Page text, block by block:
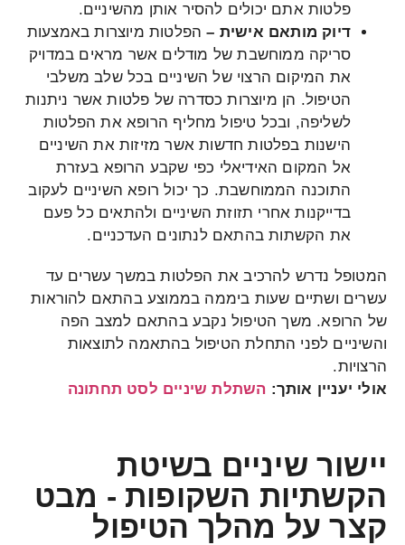
פלטות אתם יכולים להסיר אותן מהשיניים.
דיוק מותאם אישית –הפלטות מיוצרות באמצעות
סריקה ממוחשבת של מודלים אשר מראים במדויק
את המיקום הרצוי של השיניים בכל שלב משלבי
הטיפול. הן מיוצרות כסדרה של פלטות אשר ניתנות
לשליפה, ובכל טיפול מחליף הרופא את הפלטות
הישנות בפלטות חדשות אשר מזיזות את השיניים
אל המקום האידיאלי כפי שקבע הרופא בעזרת
התוכנה הממוחשבת. כך יכול רופא השיניים לעקוב
בדייקנות אחרי תזוזת השיניים ולהתאים כל פעם
את הקשתות בהתאם לנתונים העדכניים.
המטופל נדרש להרכיב את הפלטות במשך עשרים עד
עשרים ושתיים שעות ביממה בממוצע בהתאם להוראות
של הרופא. משך הטיפול נקבע בהתאם למצב הפה
והשיניים לפני התחלת הטיפול בהתאמה לתוצאות
הרצויות.
אולי יעניין אותך: השתלת שיניים לסט תחתונה
יישור שיניים בשיטת
הקשתיות השקופות - מבט
קצר על מהלך הטיפול